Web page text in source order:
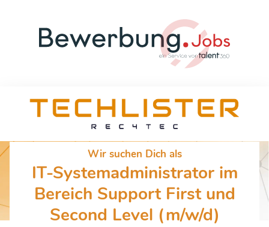
Wir suchen Dich als
IT-Systemadministrator im
Bereich Support First und
Second Level (m/w/d)